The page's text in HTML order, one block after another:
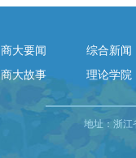
商大要闻
综合新闻
商大故事 理论学院
地址：浙